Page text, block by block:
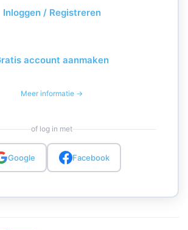
Inloggen / Registreren
account aanmaken
Meer informatie →
of log in met
Google Facebook